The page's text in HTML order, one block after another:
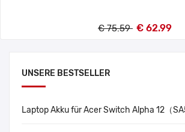
UNSERE BESTSELLER
Laptop Akku für Acer Switch Alpha 12（
€ 75.59 € 62.99